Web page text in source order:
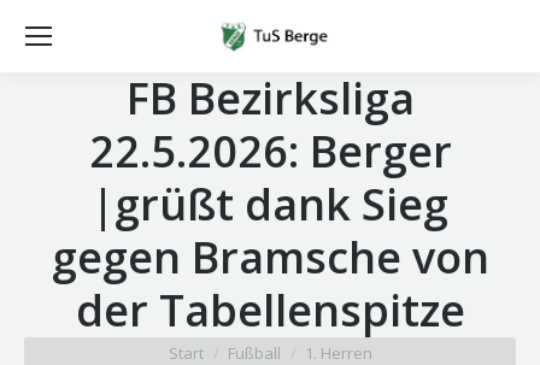
FB Bezirksliga
22.5.2026: Berger
|grüßt dank Sieg
gegen Bramsche von
der Tabellenspitze
Sie befinden sich hier:
Start Fußball
1. Herren